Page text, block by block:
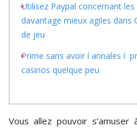
Utilisez Paypal concernant
davantage mieux agiles dans
de jeu
Prime sans avoir í annales í
casinos quelque peu
Vous allez pouvoir